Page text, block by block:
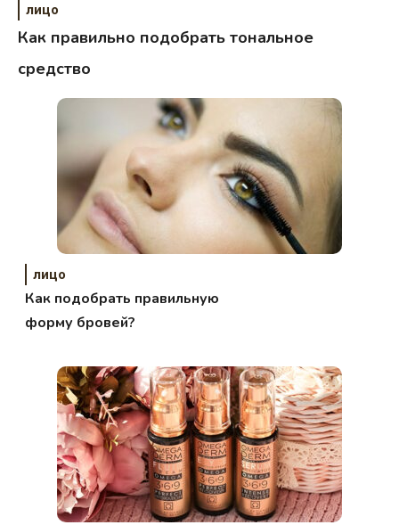
лицо
Как правильно подобрать тональное
средство
лицо
Как подобрать правильную
форму бровей?